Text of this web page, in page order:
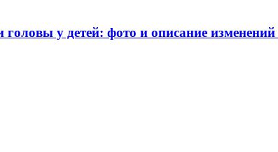
головы у детей: фото и описание